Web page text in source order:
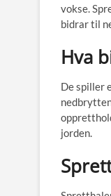
vokse.
bidrar til
Hva
De spiller
jorden.